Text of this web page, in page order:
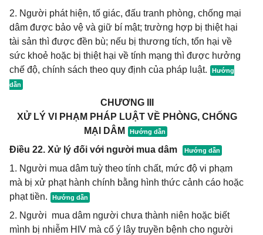
2. Người phát hiện, tố giác, đấu tranh phòng, chống mại
dâm được bảo vệ và giữ bí mật; trường hợp bị thiệt hại
tài sản thì được đền bù; nếu bị thương tích, tổn hại về
sức khoẻ hoặc bị thiệt hại về tính mạng thì được hưởng
chế độ, chính sách theo quy định của pháp luật.
CHƯƠNG III
XỬ LÝ VI PHẠM PHÁP LUẬT VỀ PHÒNG, CHỐNG
MẠI DÂM
Điều 22. Xử lý đối với người mua dâm
1. Người mua dâm tuỳ theo tính chất, mức độ vi phạm
mà bị xử phạt hành chính bằng hình thức cảnh cáo hoặc
phạt tiền.
2. Người mua dâm người chưa thành niên hoặc biết
mình bị nhiễm HIV mà cố ý lây truyền bệnh cho người